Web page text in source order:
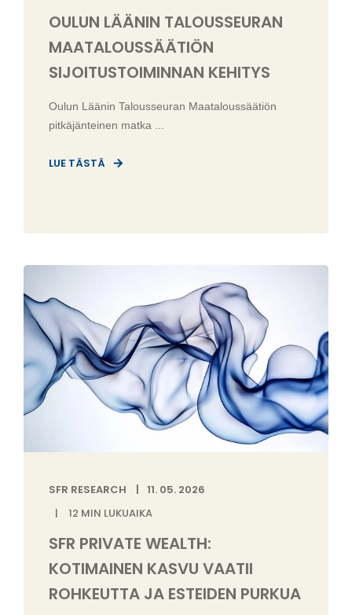
OULUN LÄÄNIN TALOUSSEURAN
MAATALOUSSÄÄTIÖN
SIJOITUSTOIMINNAN KEHITYS
Oulun Läänin Talousseuran Maataloussäätiön
pitkäjänteinen matka ...
LUE TÄSTÄ
SFR RESEARCH
11. 05. 2026
12 MIN LUKUAIKA
SFR PRIVATE WEALTH:
KOTIMAINEN KASVU VAATII
ROHKEUTTA JA ESTEIDEN PURKUA